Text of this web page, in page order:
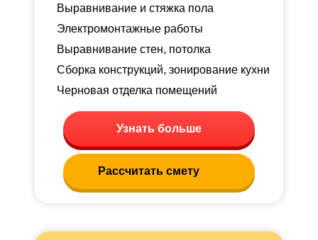
Выравнивание и стяжка пола
Электромонтажные работы
Выравнивание стен, потолка
Сборка конструкций, зонирование кухни
Черновая отделка помещений
Узнать больше
Рассчитать смету